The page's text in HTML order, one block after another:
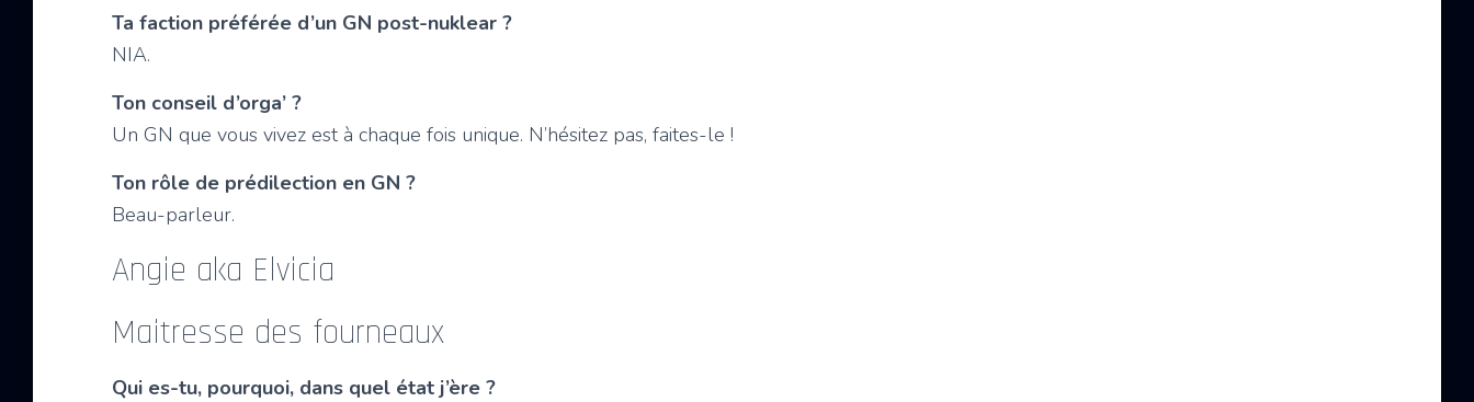
Ta faction préférée d’un GN post-nuklear ?
NIA.
Ton conseil d’orga’ ?
Un GN que vous vivez est à chaque fois unique. N’hésitez pas, faites-le !
Ton rôle de prédilection en GN ?
Beau-parleur.
Angie aka Elvicia
Maitresse des fourneaux
Qui es-tu, pourquoi, dans quel état j’ère ?